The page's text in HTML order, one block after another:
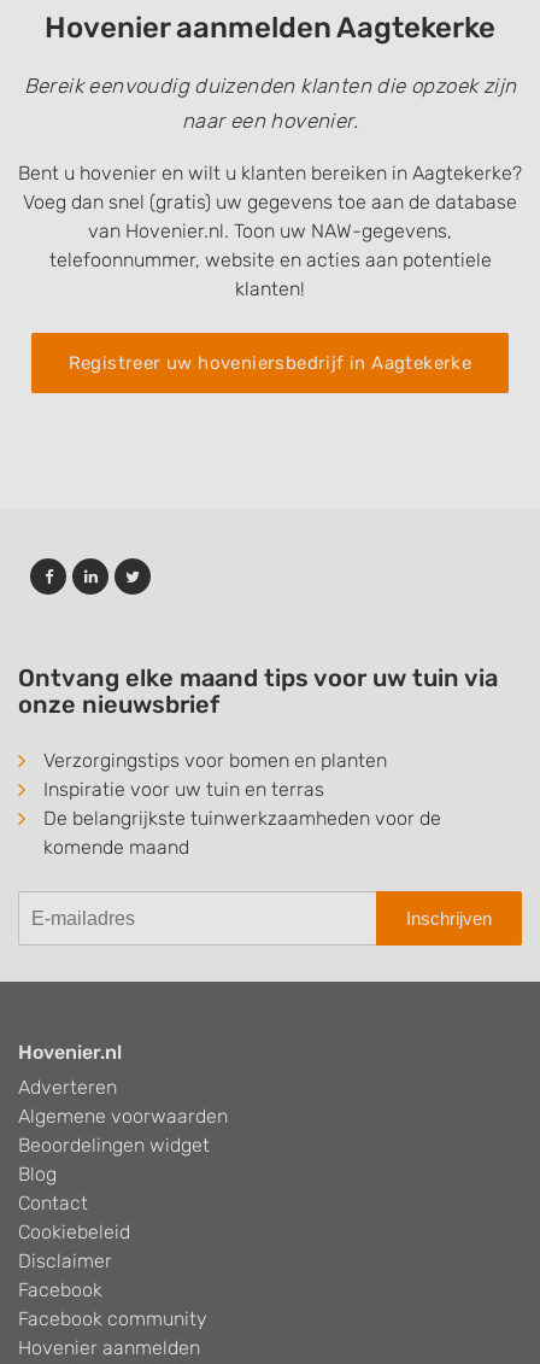
Hovenier aanmelden Aagtekerke
Bereik eenvoudig duizenden klanten die opzoek zijn
naar een hovenier.
Bent u hovenier en wilt u klanten bereiken in Aagtekerke?
Voeg dan snel (gratis) uw gegevens toe aan de database
van Hovenier.nl. Toon uw NAW-gegevens,
telefoonnummer, website en acties aan potentiele
klanten!
Registreer uw hoveniersbedrijf in Aagtekerke
Ontvang elke maand tips voor uw tuin via
onze nieuwsbrief
Verzorgingstips voor bomen en planten
Inspiratie voor uw tuin en terras
De belangrijkste tuinwerkzaamheden voor de
komende maand
Inschrijven
Hovenier.nl
Adverteren
Algemene voorwaarden
Beoordelingen widget
Blog
Contact
Cookiebeleid
Disclaimer
Facebook
Facebook community
Hovenier aanmelden